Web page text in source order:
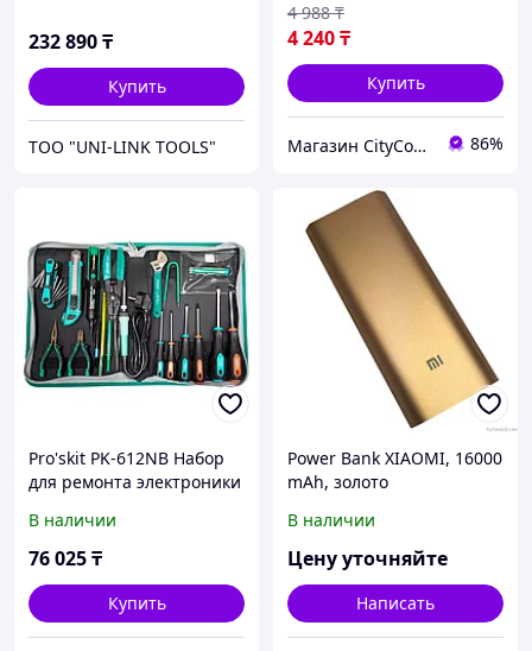
232 890₸
Купить
ТОО "UNI-LINK TOOLS"
4 240₸
4 988 ₸
Купить
Магазин CityCom.kz +7-727-250-1209 86%
Pro'skit PK-612NB Набор
для ремонта электроники
В наличии
76 025₸
Купить
Power Bank XIAOMI, 16000
mAh, золото
В наличии
Цену уточняйте
Написать